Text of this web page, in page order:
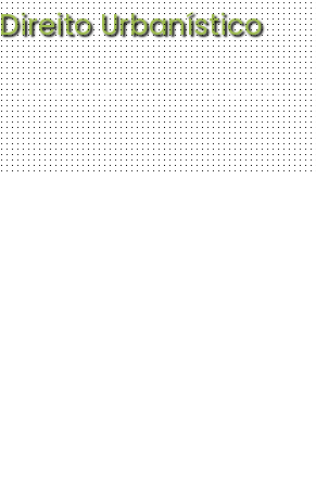
Quem Somos Atuação
Direito Urbanístico